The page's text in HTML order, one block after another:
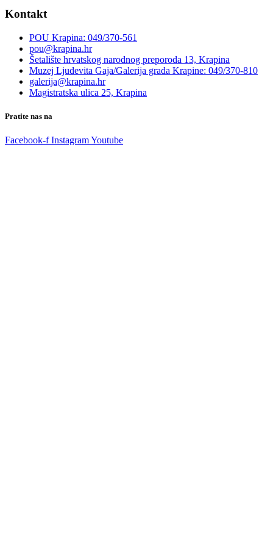
Kontakt
POU Krapina: 049/370-561
pou@krapina.hr
Šetalište hrvatskog narodnog preporoda 13, Krapina
Muzej Ljudevita Gaja/Galerija grada Krapine: 049/370-810
galerija@krapina.hr
Magistratska ulica 25, Krapina
Pratite nas na
Facebook-f InstagramYoutube